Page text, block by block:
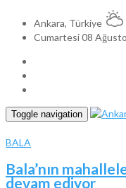
Ankara, Türkiye
Cumartesi 08
Toggle navigation
BALA
Bala’nın
devam ediyor